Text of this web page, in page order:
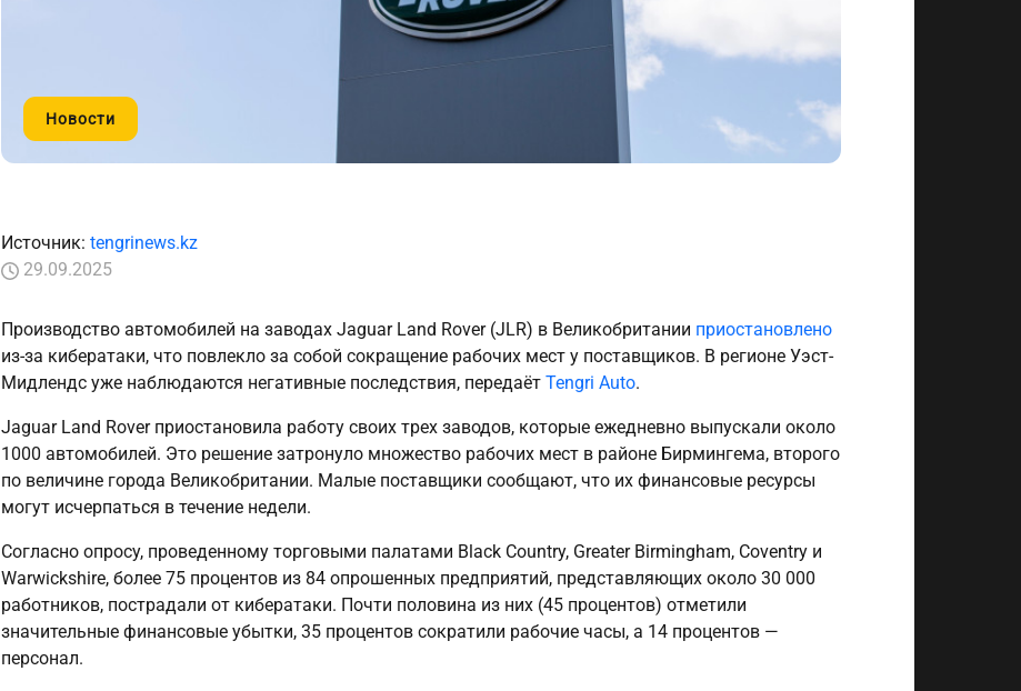
Новости
Источник: tengrinews.kz
29.09.2025
Производство автомобилей на заводах Jaguar Land Rover (JLR) в Великобритании приостановлено
из-за кибератаки, что повлекло за собой сокращение рабочих мест у поставщиков. В регионе Уэст-
Мидлендс уже наблюдаются негативные последствия, передаёт Tengri Auto.
Jaguar Land Rover приостановила работу своих трех заводов, которые ежедневно выпускали около
1000 автомобилей. Это решение затронуло множество рабочих мест в районе Бирмингема, второго
по величине города Великобритании. Малые поставщики сообщают, что их финансовые ресурсы
могут исчерпаться в течение недели.
Согласно опросу, проведенному торговыми палатами Black Country, Greater Birmingham, Coventry и
Warwickshire, более 75 процентов из 84 опрошенных предприятий, представляющих около 30 000
работников, пострадали от кибератаки. Почти половина из них (45 процентов) отметили
значительные финансовые убытки, 35 процентов сократили рабочие часы, а 14 процентов —
персонал.